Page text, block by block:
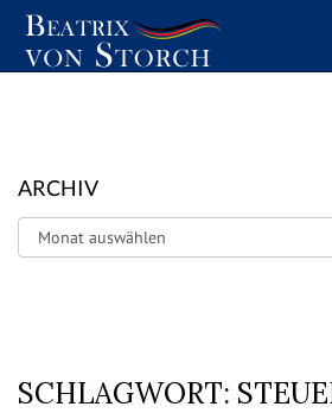
ARCHIV
Archiv
SCHLAGWORT: